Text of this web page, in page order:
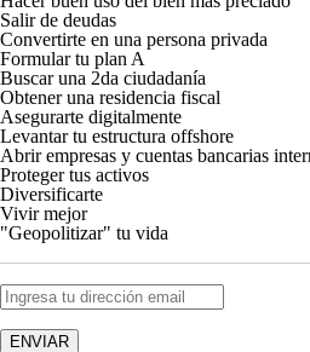
Salir de deudas
Convertirte en una persona privada
Formular tu plan A
Buscar una 2da ciudadanía
Obtener una residencia fiscal
Asegurarte digitalmente
Levantar tu estructura offshore
Abrir empresas y cuentas bancarias
Proteger tus activos
Diversificarte
Vivir mejor
"Geopolitizar" tu vida